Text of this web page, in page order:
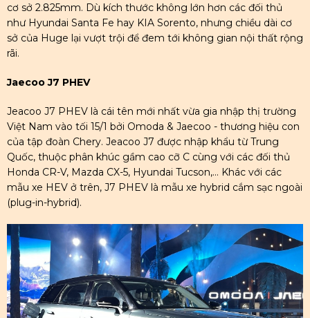
cơ sở 2.825mm. Dù kích thước không lớn hơn các đối thủ
như Hyundai Santa Fe hay KIA Sorento, nhưng chiều dài cơ
sở của Huge lại vượt trội để đem tới không gian nội thất rộng
rãi.
Jaecoo J7 PHEV
Jeacoo J7 PHEV là cái tên mới nhất vừa gia nhập thị trường
Việt Nam vào tối 15/1 bởi Omoda & Jaecoo - thương hiệu con
của tập đoàn Chery. Jeacoo J7 được nhập khẩu từ Trung
Quốc, thuộc phân khúc gầm cao cỡ C cùng với các đối thủ
Honda CR-V, Mazda CX-5, Hyundai Tucson,... Khác với các
mẫu xe HEV ở trên, J7 PHEV là mẫu xe hybrid cắm sạc ngoài
(plug-in-hybrid).